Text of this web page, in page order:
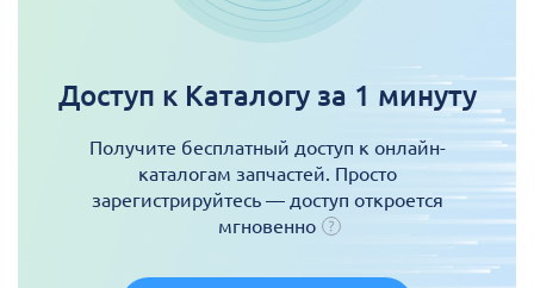
Доступ к Каталогу за 1 минуту
Получите бесплатный доступ к онлайн-
каталогам запчастей. Просто
зарегистрируйтесь — доступ откроется
мгновенно